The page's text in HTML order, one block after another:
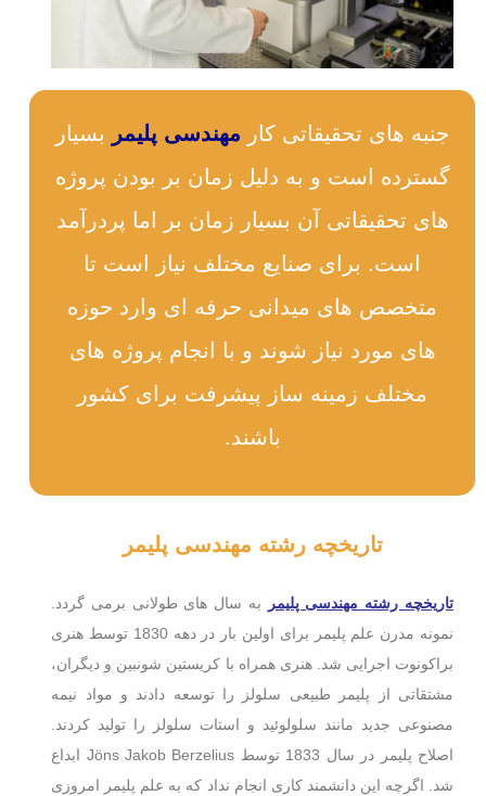
جنبه های تحقیقاتی کار مهندسی پلیمر
بسیار
گسترده است و به دلیل زمان بر بودن پروژه
های تحقیقاتی آن بسیار زمان بر اما پردرآمد
است. برای صنایع مختلف نیاز است تا
متخصص های میدانی حرفه ای وارد حوزه
های مورد نیاز شوند و با انجام پروژه های
مختلف زمینه ساز پیشرفت برای کشور
باشند.
تاریخچه رشته مهندسی پلیمر
تاریخچه رشته مهندسی پلیمر
به سال های طولانی برمی گردد.
نمونه مدرن علم پلیمر برای اولین بار در دهه 1830 توسط هنری
براکونوت اجرایی شد. هنری همراه با کریستین شونبین و دیگران،
مشتقاتی از پلیمر طبیعی سلولز را توسعه دادند و مواد نیمه
مصنوعی جدید مانند سلولوئید و استات سلولز را تولید کردند.
اصلاح پلیمر در سال 1833 توسط Jöns Jakob Berzelius ابداع
شد. اگرچه این دانشمند کاری انجام نداد که به علم پلیمر امروزی